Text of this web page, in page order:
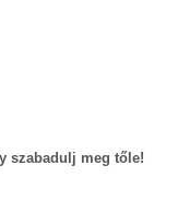
szabadulj meg tőle!